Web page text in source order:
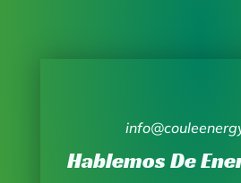
Hablemos De